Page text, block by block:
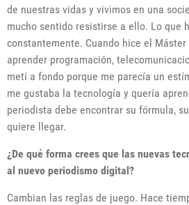
de nuestras vidas y vivimos en una
mucho sentido resistirse a ello. Lo que
constantemente. Cuando hice el Máster
aprender programación,
metí a fondo porque me parecía un
me gustaba la tecnología y quería
periodista debe encontrar su fórmula,
quiere llegar.
¿De qué forma crees que las nuevas
al nuevo periodismo digital?
Cambian las reglas de juego. Hace